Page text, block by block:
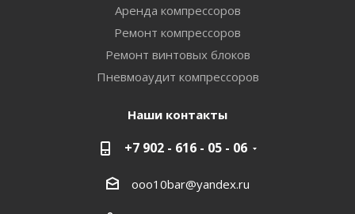
Аренда компрессоров
Ремонт компрессоров
Ремонт винтовых блоков
Пневмоаудит компрессоров
Наши контакты
+7 902 - 616 - 05 - 06
ooo10bar@yandex.ru